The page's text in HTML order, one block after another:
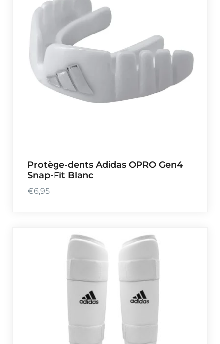
Protège-dents Adidas OPRO Gen4
Snap-Fit Blanc
€6,95